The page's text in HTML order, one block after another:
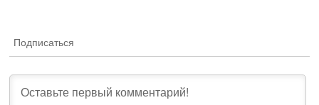
Подписаться